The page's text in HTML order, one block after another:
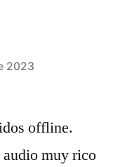
2023
offline.
muy rico